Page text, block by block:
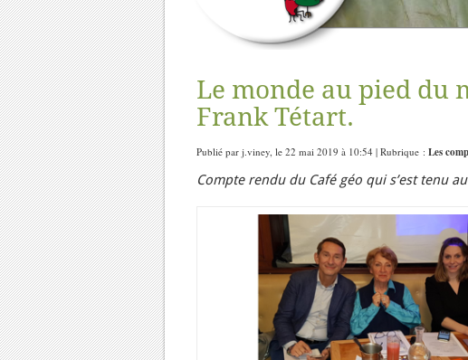
Le monde au pied du
Frank Tétart.
Publié par j.viney, le 22 mai 2019 à 10:54 | Rubrique : Les
Compte rendu du Café géo qui s’est tenu